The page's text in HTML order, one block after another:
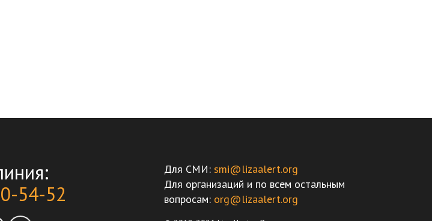
54-52
Для СМИ: smi@lizaalert.org
Для организаций и по всем остальным
вопросам: org@lizaalert.org